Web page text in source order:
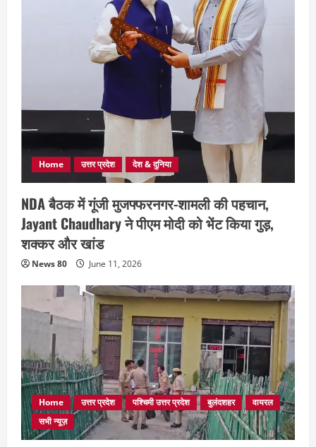
Home उत्तर प्रदेश देश & दुनिया
NDA बैठक में गूंजी मुजफ्फरनगर-शामली की पहचान,
Jayant Chaudhary ने पीएम मोदी को भेंट किया गुड़,
शक्कर और खांड
News 80 June 11, 2026
Home उत्तर प्रदेश पश्चिमी उत्तर प्रदेश बुलंदशहर
वायरल
सभी न्यूज़